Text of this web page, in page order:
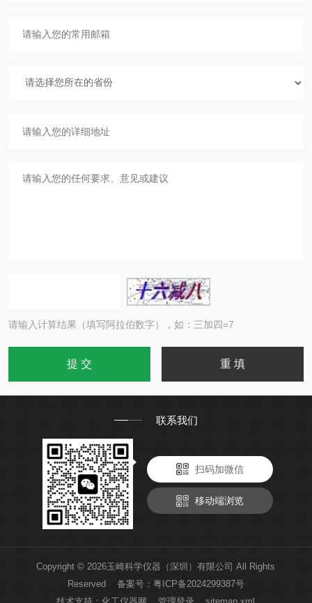
请输入计算结果（填写阿拉伯数字），如：三加四=7
联系我们
扫码加微信
移动端浏览
Copyright © 2026玉崎科学仪器（深圳）有限公司 All Rights
Reserved 备案号： 粤ICP备2024299387号